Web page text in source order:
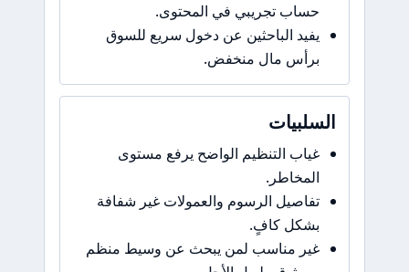
حساب تجريبي في المحتوى.
يفيد الباحثين عن دخول سريع للسوق
برأس مال منخفض.
السلبيات
غياب التنظيم الواضح يرفع مستوى
المخاطر.
تفاصيل الرسوم والعمولات غير شفافة
بشكل كافٍ.
غير مناسب لمن يبحث عن وسيط منظم